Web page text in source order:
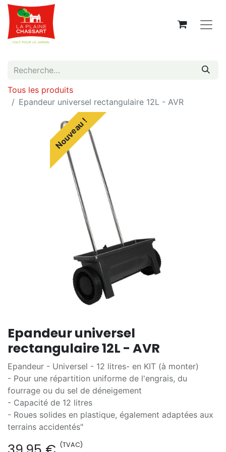
Tous les produits
Epandeur universel rectangulaire 12L - AVR
Nouveau !
Epandeur universel
rectangulaire 12L - AVR
Epandeur - Universel - 12 litres- en KIT (à monter)
- Pour une répartition uniforme de l'engrais, du
fourrage ou du sel de déneigement
- Capacité de 12 litres
- Roues solides en plastique, également adaptées aux
terrains accidentés"
(TVAC)